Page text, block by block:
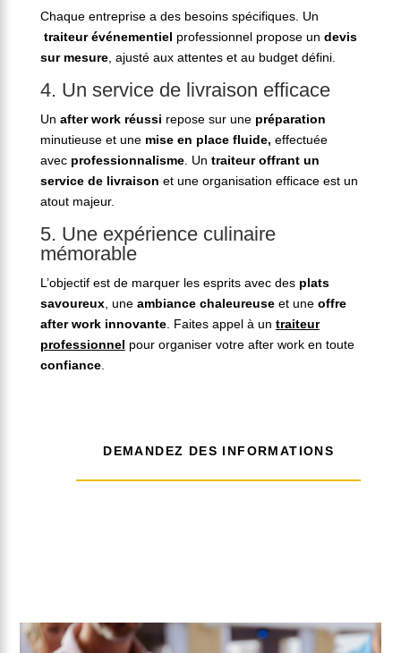
Chaque entreprise a des besoins spécifiques. Un
traiteur événementiel professionnel propose un devis
sur mesure, ajusté aux attentes et au budget défini.
4. Un service de livraison efficace
Un after work réussi repose sur une préparation
minutieuse et une mise en place fluide, effectuée
avecprofessionnalisme. Un traiteur offrant un
service de livraison et une organisation efficace est un
atout majeur.
5. Une expérience culinaire
mémorable
L’objectif est de marquer les esprits avec des plats
savoureux, une ambiance chaleureuseet une offre
after work innovante. Faites appel à un traiteur
professionnel pour organiser votre after work en toute
confiance.
DEMANDEZ DES INFORMATIONS